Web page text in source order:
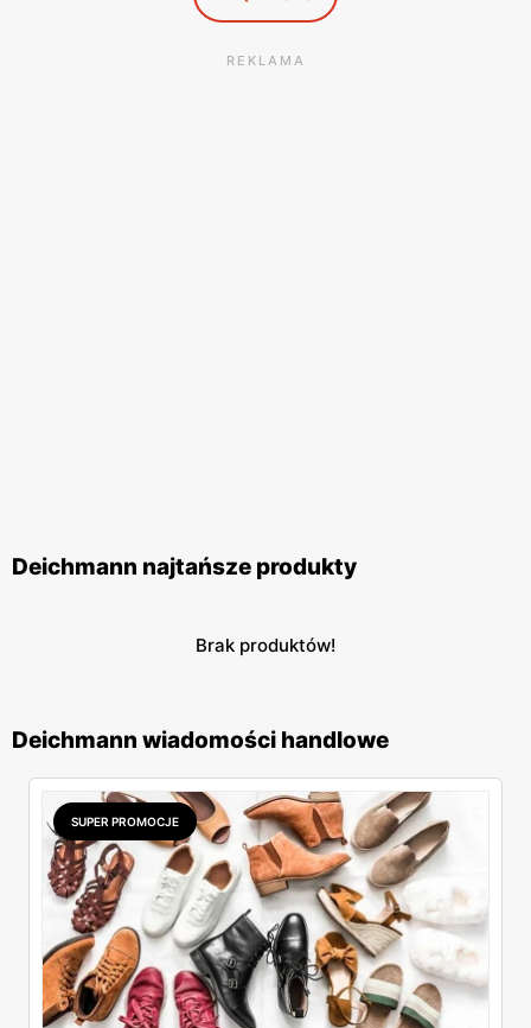
REKLAMA
Deichmann najtańsze produkty
Brak produktów!
Deichmann wiadomości handlowe
SUPER PROMOCJE